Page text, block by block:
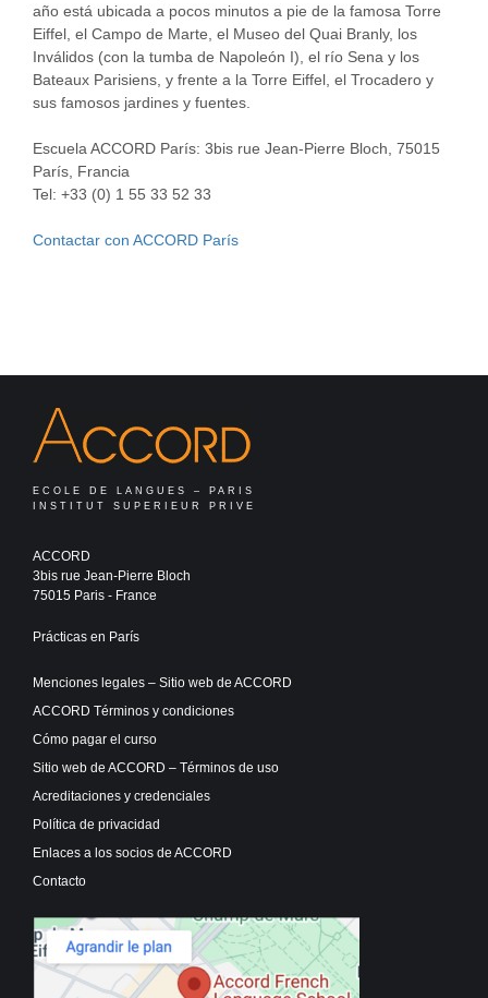
año está ubicada a pocos minutos a pie de la famosa Torre
Eiffel, el Campo de Marte, el Museo del Quai Branly, los
Inválidos (con la tumba de Napoleón I), el río Sena y los
Bateaux Parisiens, y frente a la Torre Eiffel, el Trocadero y
sus famosos jardines y fuentes.
Escuela ACCORD París: 3bis rue Jean-Pierre Bloch, 75015
París, Francia
Tel: +33 (0) 1 55 33 52 33
Contactar con ACCORD París
ECOLE DE LANGUES – PARIS
INSTITUT SUPERIEUR PRIVE
ACCORD
3bis rue Jean-Pierre Bloch
75015 Paris - France
Prácticas en París
Menciones legales – Sitio web de ACCORD
ACCORD Términos y condiciones
Cómo pagar el curso
Sitio web de ACCORD – Términos de uso
Acreditaciones y credenciales
Política de privacidad
Enlaces a los socios de ACCORD
Contacto